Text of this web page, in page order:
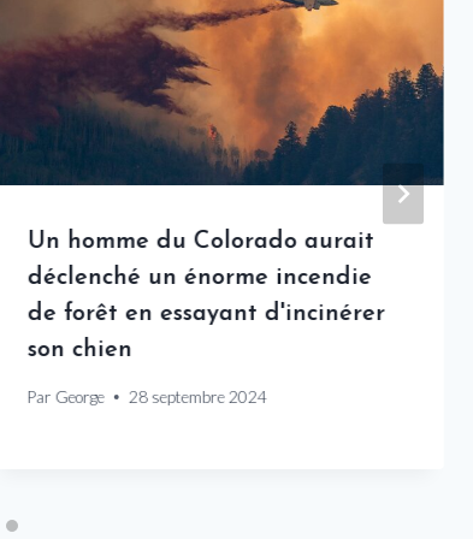
Un homme du Colorado aurait
déclenché un énorme incendie
de forêt en essayant d'incinérer
son chien
Par George 28 septembre 2024